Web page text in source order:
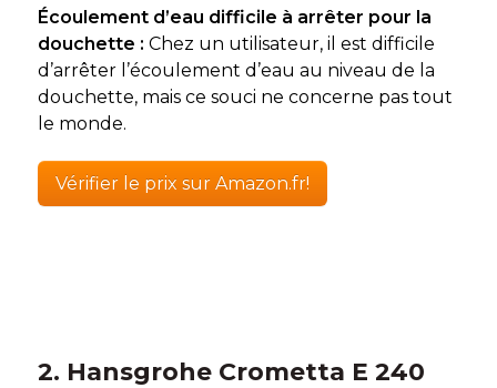
Écoulement d’eau difficile à arrêter pour la
douchette : Chez un utilisateur, il est difficile
d’arrêter l’écoulement d’eau au niveau de la
douchette, mais ce souci ne concerne pas tout
le monde.
Vérifier le prix sur Amazon.fr!
2. Hansgrohe Crometta E 240